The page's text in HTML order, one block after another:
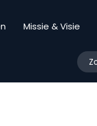
Missie & Visie